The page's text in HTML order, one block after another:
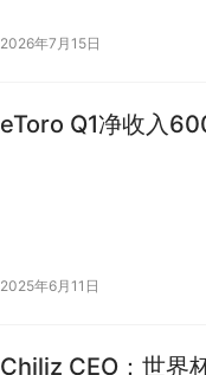
2026年7月15日
eToro Q1净收入
2025年6月11日
Chiliz CEO：世界